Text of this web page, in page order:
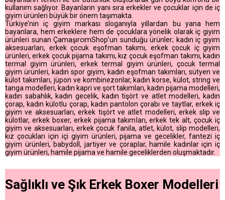
kullanım sağlıyor. Bayanların yanı sıra erkekler ve çocuklar için de iç
giyim ürünleri büyük bir önem taşımakta.
Türkiye’nin iç giyim markası sloganıyla yıllardan bu yana hem
bayanlara, hem erkeklere hem de çocuklara yönelik olarak iç giyim
ürünleri sunan ÇamaşırcımShop’un sunduğu ürünler; kadın iç giyim
aksesuarları, erkek çocuk eşofman takımı, erkek çocuk iç giyim
ürünleri, erkek çocuk pijama takımı, kız çocuk eşofman takımı, kadın
termal giyim ürünleri, erkek termal giyim ürünleri, çocuk termal
giyim ürünleri, kadın spor giyim, kadın eşofman takımları, sütyen ve
külot takımları, jüpon ve kombinezonlar, kadın korse, külot, string ve
tanga modelleri, kadın kapri ve şort takımları, kadın pijama modelleri,
kadın sabahlık, kadın gecelik, kadın tişört ve atlet modelleri, kadın
çorap, kadın külotlu çorap, kadın pantolon çorabı ve taytlar, erkek iç
giyim ve aksesuarları, erkek tişört ve atlet modelleri, erkek slip ve
külotlar, erkek boxer, erkek pijama takımları, erkek tek alt, çocuk iç
giyim ve aksesuarları, erkek çocuk fanila, atlet, külot, slip modelleri,
kız çocukları için içi giyim ürünleri, pijama ve gecelikler, fantezi iç
giyim ürünleri, babydoll, jartiyer ve çoraplar, hamile kadınlar için iç
giyim ürünleri, hamile pijama ve hamile geceliklerden oluşmaktadır.
Sağlıklı ve Şık Erkek Boxer Modelleri